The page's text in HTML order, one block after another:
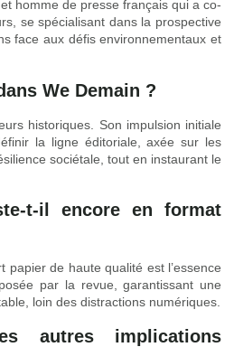
homme de presse français qui a co-
se spécialisant dans la prospective
face aux défis environnementaux et
We Demain ?
historiques. Son impulsion initiale
la ligne éditoriale, axée sur les
sociétale, tout en instaurant le
t-il encore en format
papier de haute qualité est l’essence
par la revue, garantissant une
loin des distractions numériques.
autres implications